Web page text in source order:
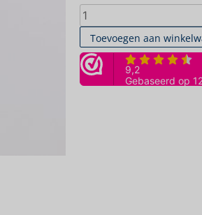
Toevoegen aan